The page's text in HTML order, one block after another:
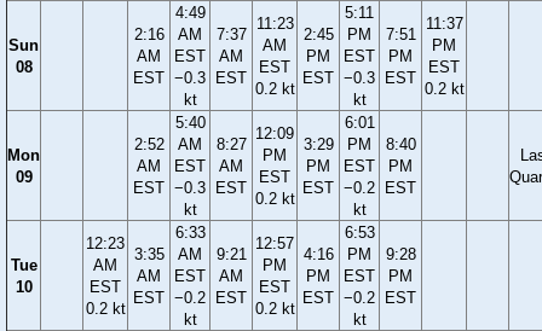
Sun
08
2:16
AM
EST
4:49
AM
EST
−0.3
kt
7:37
AM
EST
11:23
AM
EST
0.2 kt
2:45
PM
EST
5:11
PM
EST
−0.3
kt
7:51
PM
EST
11:37
PM
EST
0.2 kt
Mon
09
2:52
AM
EST
5:40
AM
EST
−0.3
kt
8:27
AM
EST
12:09
PM
EST
0.2 kt
3:29
PM
EST
6:01
PM
EST
−0.2
kt
8:40
PM
EST
Tue
10
12:23
AM
EST
0.2 kt
3:35
AM
EST
6:33
AM
EST
−0.2
kt
9:21
AM
EST
12:57
PM
EST
0.2 kt
4:16
PM
EST
6:53
PM
EST
−0.2
kt
9:28
PM
EST